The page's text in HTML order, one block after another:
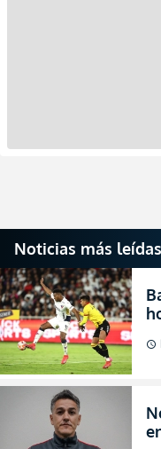
Noticias más leídas
schedule